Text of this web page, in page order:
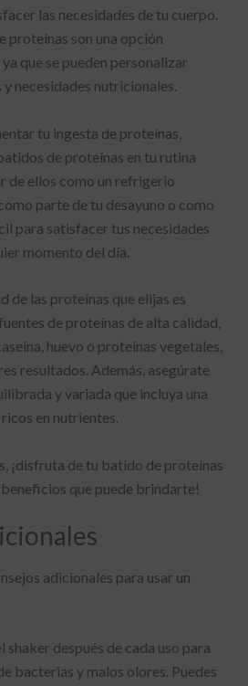
las necesidades de tu cuerpo.
proteínas son una opción
que se pueden personalizar
necesidades nutricionales.
tu ingesta de proteínas,
de proteínas en tu rutina
de ellos como un refrigerio
parte de tu desayuno o como
para satisfacer tus necesidades
momento del día.
de las proteínas que elijas es
de proteínas de alta calidad,
huevo o proteínas vegetales,
resultados. Además, asegúrate
y variada que incluya una
en nutrientes.
¡disfruta de tu batido de proteínas
que puede brindarte!
adicionales para usar un
después de cada uso para
bacterias y malos olores. Puedes